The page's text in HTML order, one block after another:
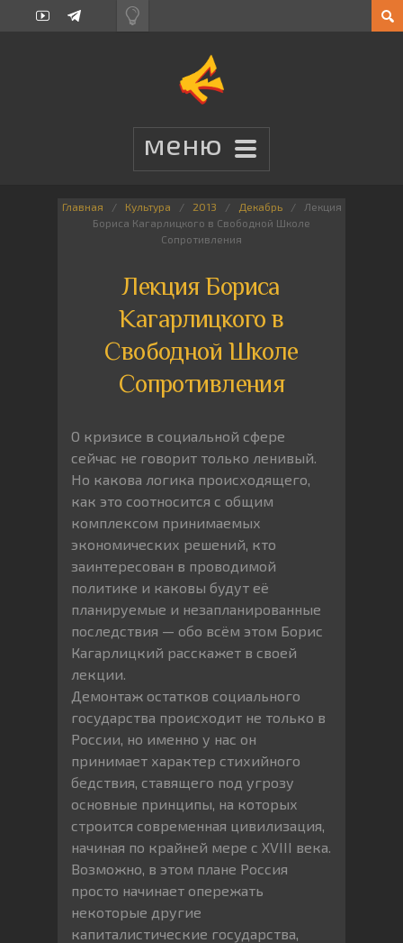
Главная Культура 2013 Декабрь
Лекция
Бориса Кагарлицкого в Свободной Школе
Сопротивления
Лекция Бориса
Кагарлицкого в
Свободной Школе
Сопротивления
О кризисе в социальной сфере
сейчас не говорит только ленивый.
Но какова логика происходящего,
как это соотносится с общим
комплексом принимаемых
экономических решений, кто
заинтересован в проводимой
политике и каковы будут её
планируемые и незапланированные
последствия — обо всём этом Борис
Кагарлицкий расскажет в своей
лекции.
Демонтаж остатков социального
государства происходит не только в
России, но именно у нас он
принимает характер стихийного
бедствия, ставящего под угрозу
основные принципы, на которых
строится современная цивилизация,
начиная по крайней мере с XVIII века.
Возможно, в этом плане Россия
просто начинает опережать
некоторые другие
капиталистические государства,